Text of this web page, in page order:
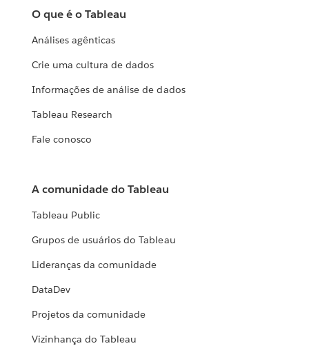
O que é o Tableau
Análises agênticas
Crie uma cultura de dados
Informações de análise de dados
Tableau Research
Fale conosco
A comunidade do Tableau
Tableau Public
Grupos de usuários do Tableau
Lideranças da comunidade
DataDev
Projetos da comunidade
Vizinhança do Tableau